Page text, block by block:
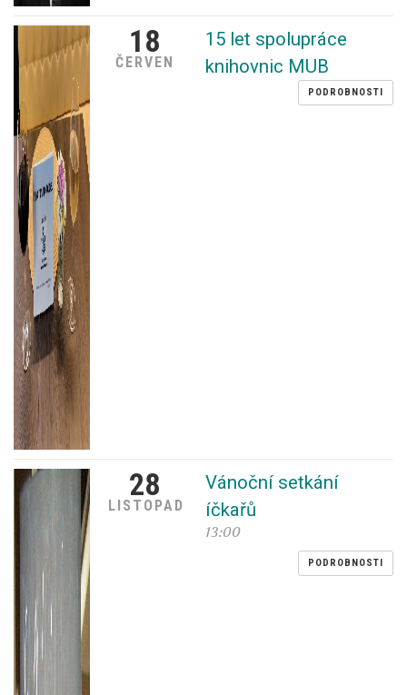
18
ČERVEN
15 let spolupráce
knihovnic MUB
PODROBNOSTI
28
LISTOPAD
Vánoční setkání
íčkařů
13:00
PODROBNOSTI